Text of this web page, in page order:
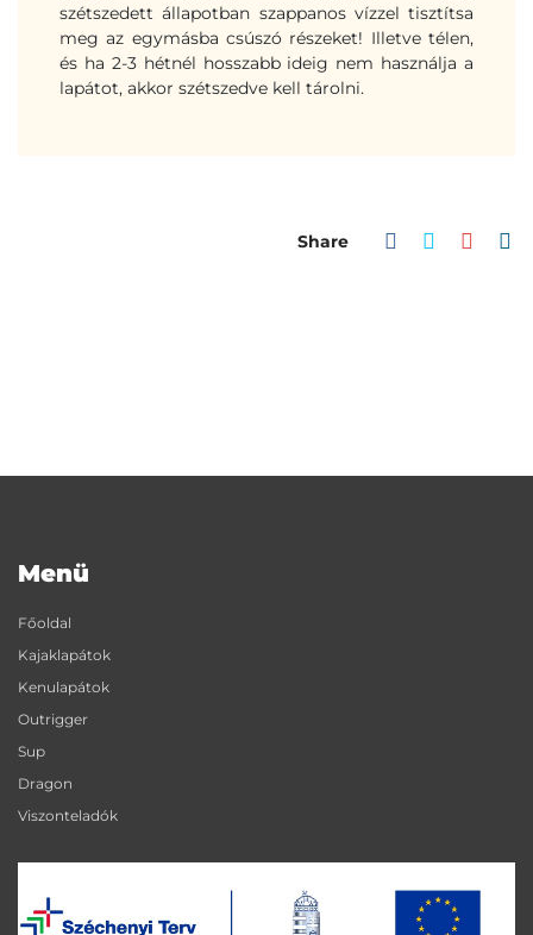
szétszedett állapotban szappanos vízzel tisztítsa
meg az egymásba csúszó részeket! Illetve télen,
és ha 2-3 hétnél hosszabb ideig nem használja a
lapátot, akkor szétszedve kell tárolni.
Menü
Főoldal
Kajaklapátok
Kenulapátok
Outrigger
Sup
Dragon
Viszonteladók